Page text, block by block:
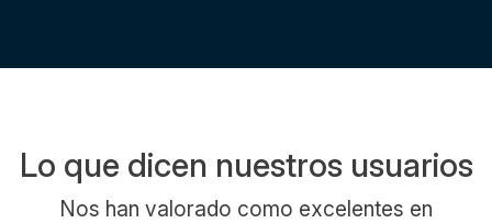
Lo que dicen nuestros usuarios
Nos han valorado como excelentes en